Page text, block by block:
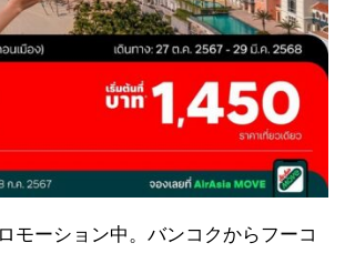
モーション中。バンコクからフーコ